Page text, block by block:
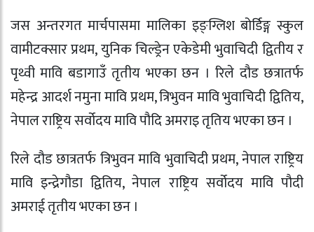
जस अन्तरगत मार्चपासमा मालिका इङ्ग्लिश बोर्डिङ्ग स्कुल
वामीटक्सार प्रथम, युनिक चिल्ड्रेन एकेडेमी भुवाचिदी द्वितीय र
पृथ्वी मावि बडागाउँ तृतीय भएका छन । रिले दौड छत्रातर्फ
महेन्द्र आदर्श नमुना मावि प्रथम, त्रिभुवन मावि भुवाचिदी द्वितिय,
नेपाल राष्ट्रिय सर्वोदय मावि पौदि अमराइ तृतिय भएका छन ।
रिले दौड छात्रतर्फ त्रिभुवन मावि भुवाचिदी प्रथम, नेपाल राष्ट्रिय
मावि इन्द्रेगौडा द्वितिय, नेपाल राष्ट्रिय सर्वोदय मावि पौदी
अमराई तृतीय भएका छन ।